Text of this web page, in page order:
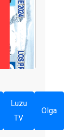
Luzu
TV
Olga